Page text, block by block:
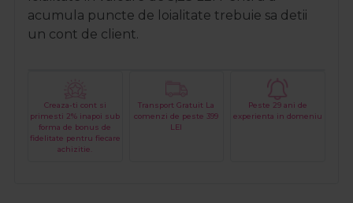
acumula puncte de loialitate trebuie sa detii
un cont de client.
Creaza-ti cont si
primesti 2% inapoi sub
forma de bonus de
fidelitate pentru fiecare
achizitie.
Transport Gratuit La
comenzi de peste 399
LEI
Peste 29 ani de
experienta in domeniu